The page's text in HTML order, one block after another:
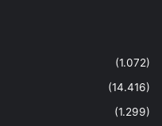
(1.072)
(14.416)
(1.299)